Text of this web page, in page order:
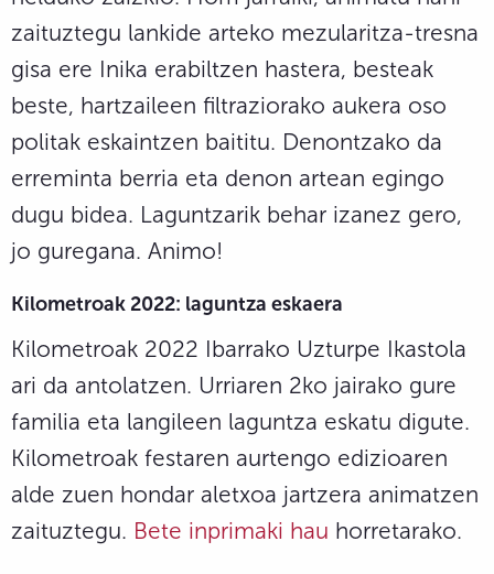
zaituztegu lankide arteko mezularitza-tresna
gisa ere Inika erabiltzen hastera, besteak
beste, hartzaileen filtraziorako aukera oso
politak eskaintzen baititu. Denontzako da
erreminta berria eta denon artean egingo
dugu bidea. Laguntzarik behar izanez gero,
jo guregana. Animo!
Kilometroak 2022: laguntza eskaera
Kilometroak 2022 Ibarrako Uzturpe Ikastola
ari da antolatzen. Urriaren 2ko jairako gure
familia eta langileen laguntza eskatu digute.
Kilometroak festaren aurtengo edizioaren
alde zuen hondar aletxoa jartzera animatzen
zaituztegu. Bete inprimaki hau horretarako.